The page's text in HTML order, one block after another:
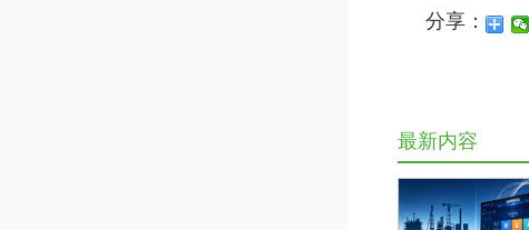
分享：
最新内容